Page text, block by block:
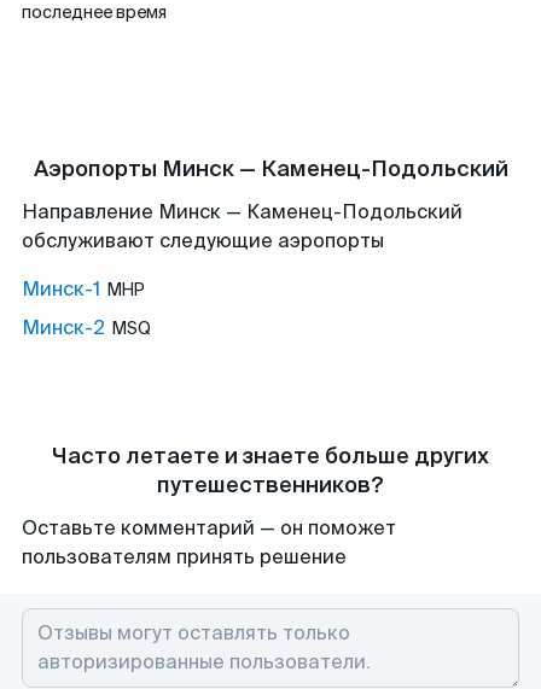
последнее время
Аэропорты Минск — Каменец-Подольский
Направление Минск — Каменец-Подольский
обслуживают следующие аэропорты
Минск-1 MHP
Минск-2 MSQ
Часто летаете и знаете больше других
путешественников?
Оставьте комментарий — он поможет
пользователям принять решение